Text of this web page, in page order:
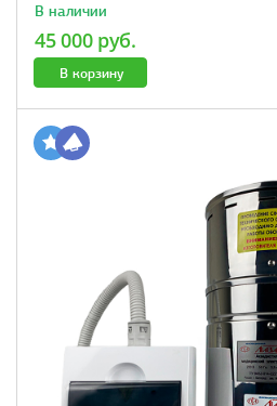
В наличии
45 000 руб.
В корзину